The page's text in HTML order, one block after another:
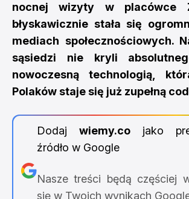
nocnej wizyty w placówce
błyskawicznie stała się
mediach społecznościowych.
sąsiedzi nie kryli
nowoczesną technologią,
Polaków staje się już zupełną
Dodaj wiemy.cojako
źródło w Google
Nasze treści będą częściej
się w Twoich wynikach